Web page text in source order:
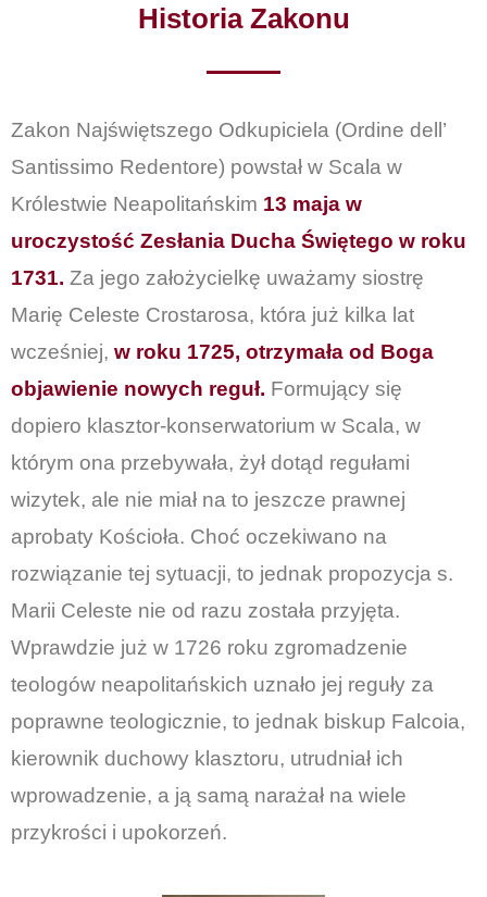
Historia Zakonu
Zakon Najświętszego Odkupiciela (Ordine dell’
Santissimo Redentore) powstał w Scala w
Królestwie Neapolitańskim 13 maja w
uroczystość Zesłania Ducha Świętego w roku
1731. Za jego założycielkę uważamy siostrę
Marię Celeste Crostarosa, która już kilka lat
wcześniej, w roku 1725, otrzymała od Boga
objawienie nowych reguł. Formujący się
dopiero klasztor-konserwatorium w Scala, w
którym ona przebywała, żył dotąd regułami
wizytek, ale nie miał na to jeszcze prawnej
aprobaty Kościoła. Choć oczekiwano na
rozwiązanie tej sytuacji, to jednak propozycja s.
Marii Celeste nie od razu została przyjęta.
Wprawdzie już w 1726 roku zgromadzenie
teologów neapolitańskich uznało jej reguły za
poprawne teologicznie, to jednak biskup Falcoia,
kierownik duchowy klasztoru, utrudniał ich
wprowadzenie, a ją samą narażał na wiele
przykrości i upokorzeń.